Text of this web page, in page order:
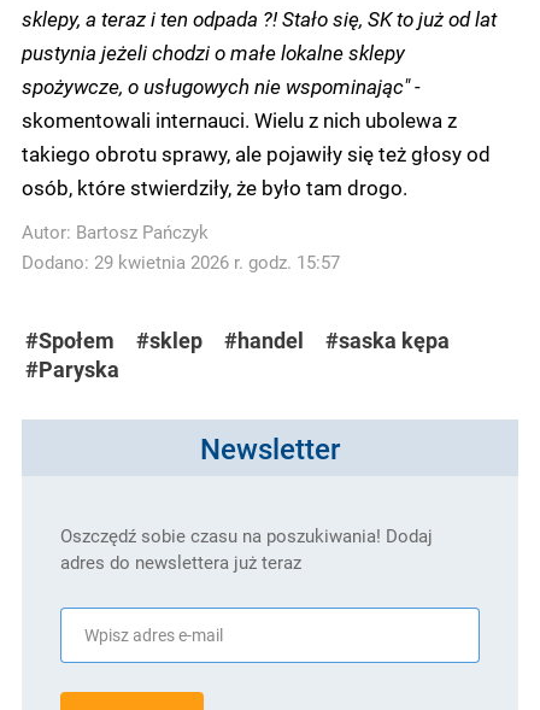
sklepy, a teraz i ten odpada ?! Stało się, SK to już od lat
pustynia jeżeli chodzi o małe lokalne sklepy
spożywcze, o usługowych nie wspominając" -
skomentowali internauci. Wielu z nich ubolewa z
takiego obrotu sprawy, ale pojawiły się też głosy od
osób, które stwierdziły, że było tam drogo.
Autor: Bartosz Pańczyk
Dodano: 29 kwietnia 2026 r. godz. 15:57
#Społem #sklep #handel
#saska kępa
#Paryska
Newsletter
Oszczędź sobie czasu na poszukiwania! Dodaj
adres do newslettera już teraz